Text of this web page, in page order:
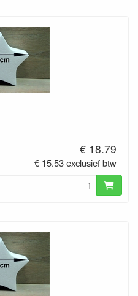
€ 18.79
€ 15.53 exclusief btw